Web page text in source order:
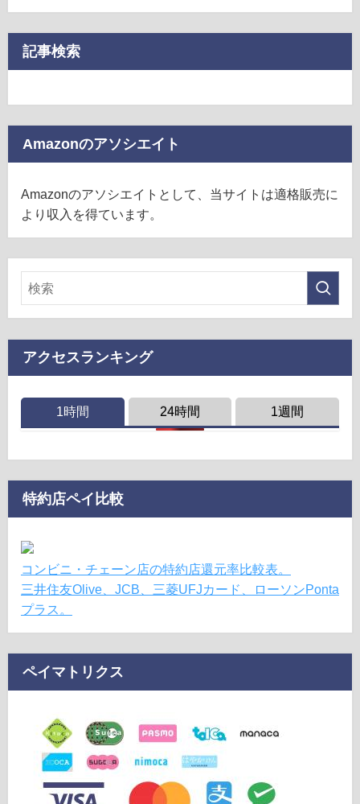
記事検索
Amazonのアソシエイト
Amazonのアソシエイトとして、当サイトは適格販売に
より収入を得ています。
アクセスランキング
1時間 24時間 1週間
特約店ペイ比較
コンビニ・チェーン店の特約店還元率比較表。
三井住友Olive、JCB、三菱UFJカード、ローソンPonta
プラス。
ペイマトリクス